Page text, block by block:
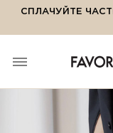
СПЛАЧУЙТЕ